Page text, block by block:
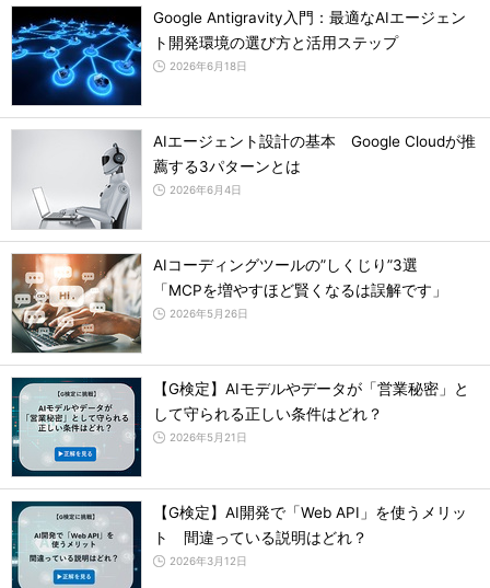
Google Antigravity入門：最適なAIエージェン
ト開発環境の選び方と活用ステップ
2026年6月18日
AIエージェント設計の基本 Google Cloudが推
薦する3パターンとは
2026年6月4日
AIコーディングツールの”しくじり”3選
「MCPを増やすほど賢くなるは誤解です」
2026年5月26日
【G検定】AIモデルやデータが「営業秘密」と
して守られる正しい条件はどれ？
2026年5月21日
【G検定】AI開発で「Web API」を使うメリッ
ト 間違っている説明はどれ？
2026年3月12日